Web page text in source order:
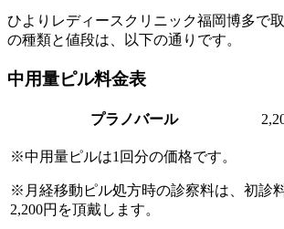
ひよりレディースクリニック福岡博多で
の種類と値段は、以下の通りです。
中用量ピル料金表
プラノバール
※中用量ピルは1回分の価格です。
※月経移動ピル処方時の診察料は、初診
2,200円を頂戴します。